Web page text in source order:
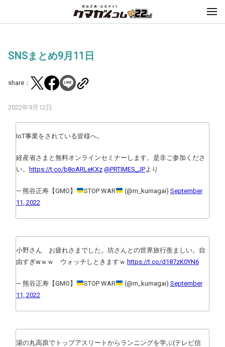
SNSまとめ9月11日
share：
2022年9月12日
IoT事業をされている皆様へ。
経産省さまと無料オンラインセミナーします。是非ご参加くださ
い。
https://t.co/b8oARLeKXz @PRTIMES_JPより
— 熊谷正寿【GMO】 STOP WAR (@m_kumagai) September
11, 2022
小野さん お疲れさまでした。坊さんとの世界旅行羨ましい。自
由すぎwｗｗ ウォッチしときますｗ https://t.co/d187zK0YN6
— 熊谷正寿【GMO】 STOP WAR (@m_kumagai) September
11, 2022
湯の丸高原でトップアスリートからランニングを学ぶ(テレビ信